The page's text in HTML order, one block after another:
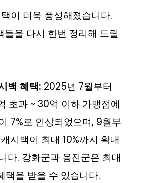
이 더욱 풍성해졌습니다.
들을 다시 한번 정리해 드릴
백 혜택: 2025년 7월부터
초과 ~ 30억 이하 가맹점에
7%로 인상되었으며, 9월부
시백이 최대 10%까지 확대
다. 강화군과 옹진군은 최대
택을 받을 수 있습니다.